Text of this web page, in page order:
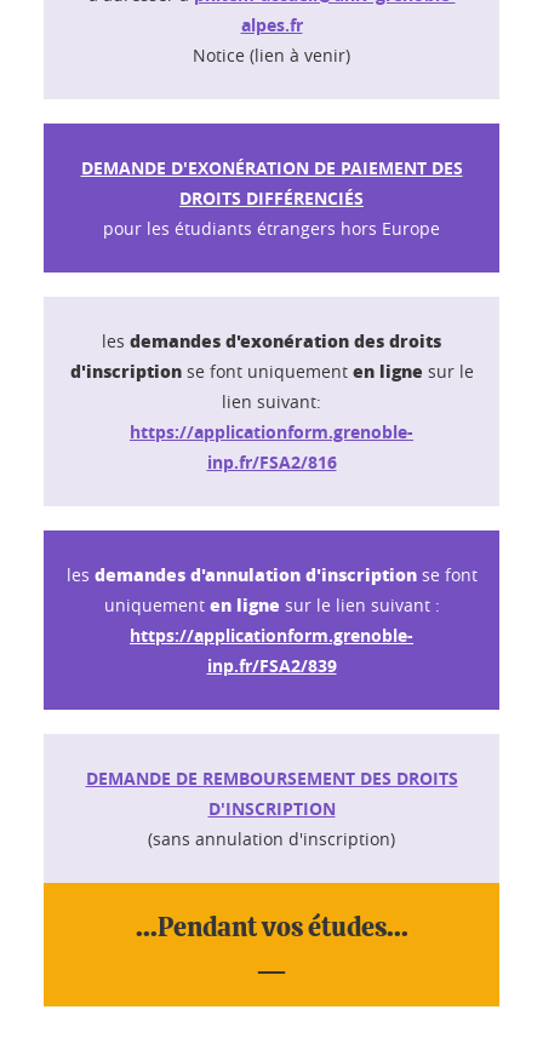
alpes.fr
Notice (lien à venir)
DEMANDE D'EXONÉRATION DE PAIEMENT DES
DROITS DIFFÉRENCIÉS
pour les étudiants étrangers hors Europe
les demandes d'exonération des droits
d'inscriptionse font uniquement en ligne sur le
lien suivant:
https://applicationform.grenoble-
inp.fr/FSA2/816
les demandes d'annulation d'inscriptionse font
uniquementen ligne sur le lien suivant :
https://applicationform.grenoble-
inp.fr/FSA2/839
DEMANDE DE REMBOURSEMENT DES DROITS
D'INSCRIPTION
(sans annulation d'inscription)
...Pendant vos études...